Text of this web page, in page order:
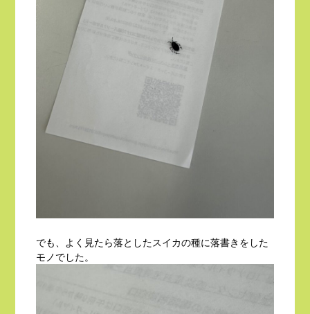
でも、よく見たら落としたスイカの種に落書きをした
モノでした。